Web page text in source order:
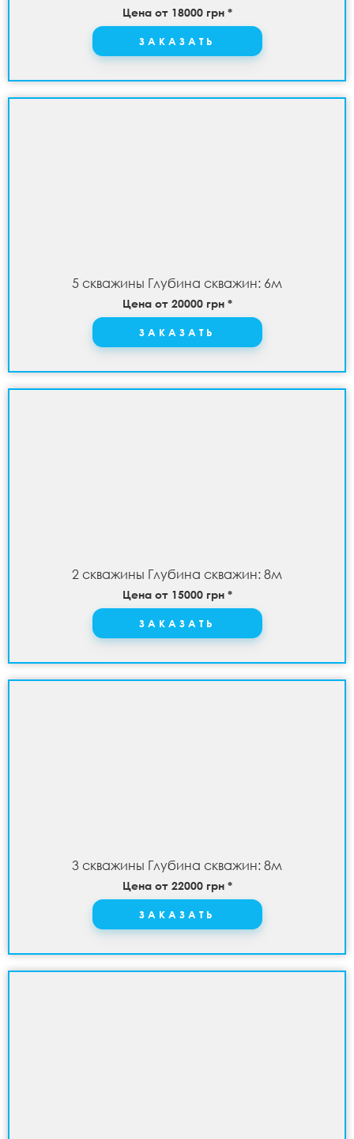
Цена от 18000 грн *
ЗАКАЗАТЬ
5 скважины Глубина скважин: 6м
Цена от 20000 грн *
ЗАКАЗАТЬ
2 скважины Глубина скважин: 8м
Цена от 15000 грн *
ЗАКАЗАТЬ
3 скважины Глубина скважин: 8м
Цена от 22000 грн *
ЗАКАЗАТЬ